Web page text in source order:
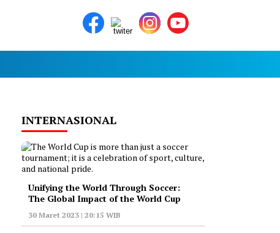
INTERNASIONAL
Unifying the World Through Soccer:
The Global Impact of the World Cup
30 Maret 2023 | 20:15 WIB